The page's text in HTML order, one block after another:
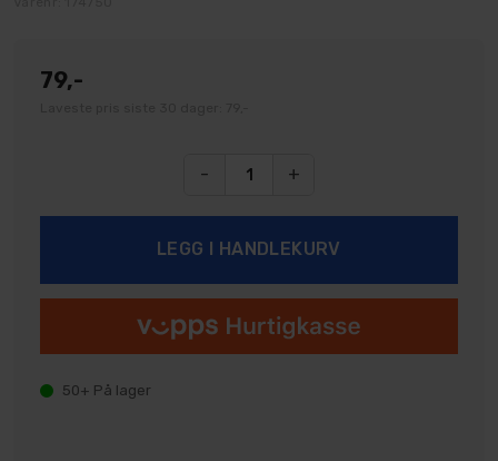
79,-
- +
50+ På lager